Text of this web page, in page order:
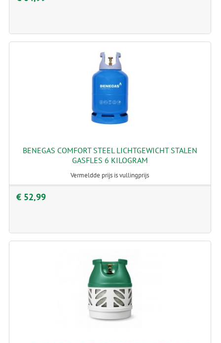
BENEGAS COMFORT STEEL LICHTGEWICHT STALEN
GASFLES 6 KILOGRAM
Vermeldde prijs is vullingprijs
€ 52,99